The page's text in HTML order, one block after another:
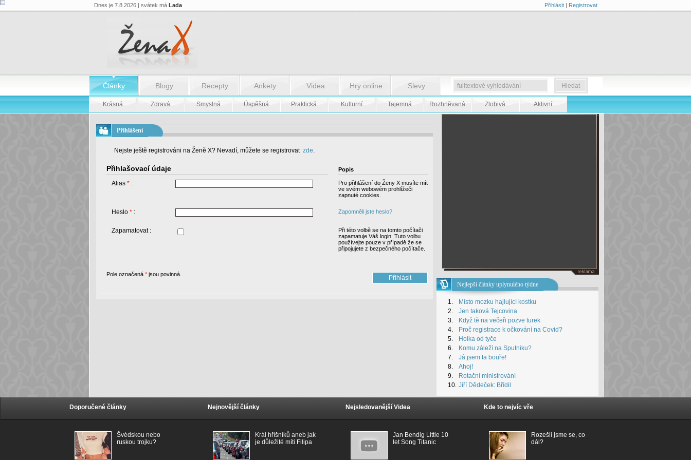
Dnes je 7.8.2026 | svátek má Lada Přihlásit| Registrovat
Články Blogy Recepty Ankety Videa Hry online Slevy
Krásná Zdravá Smyslná Úspěšná Praktická Kulturní Tajemná Rozhněvaná Zlobivá Aktivní
Přihlášení
Nejste ještě registrováni na Ženě X? Nevadí, můžete se registrovat zde.
Přihlašovací údaje Popis
Alias *:
Pro přihlášení do Ženy X musíte mít
ve svém webowém prohlížeči
zapnuté cookies.
Heslo *: Zapomněli jste heslo?
Zapamatovat :
Při této volbě se na tomto počítači
zapamatuje Váš login. Tuto volbu
používejte pouze v případě že se
připojujete z bezpečného počítače.
Pole označená *jsou povinná.
Nejlepší články uplynulého týdne
1.
Místo mozku hajlující kostku
2.
Jen taková Tejcovina
3.
Když tě na večeři pozve turek
4.
Proč registrace k očkování na Covid?
5.
Holka od tyče
6.
Komu záleží na Sputniku?
7.
Já jsem ta bouře!
8.
Ahoj!
9.
Rotační ministrování
10. Jiří Dědeček: Břídil
Doporučené články
Švédskou nebo
ruskou trojku?
Nejnovější články
Král hříšníků aneb jak
je důležité míti Filipa
Nejsledovanější Videa
Jan Bendig Little 10
let Song Titanic
Kde to nejvíc vře
Rozešli jsme se, co
dál?